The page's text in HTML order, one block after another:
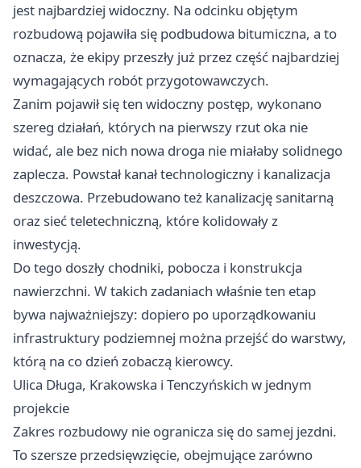
jest najbardziej widoczny. Na odcinku objętym
rozbudową pojawiła się podbudowa bitumiczna, a to
oznacza, że ekipy przeszły już przez część najbardziej
wymagających robót przygotowawczych.
Zanim pojawił się ten widoczny postęp, wykonano
szereg działań, których na pierwszy rzut oka nie
widać, ale bez nich nowa droga nie miałaby solidnego
zaplecza. Powstał kanał technologiczny i kanalizacja
deszczowa. Przebudowano też kanalizację sanitarną
oraz sieć teletechniczną, które kolidowały z
inwestycją.
Do tego doszły chodniki, pobocza i konstrukcja
nawierzchni. W takich zadaniach właśnie ten etap
bywa najważniejszy: dopiero po uporządkowaniu
infrastruktury podziemnej można przejść do warstwy,
którą na co dzień zobaczą kierowcy.
Ulica Długa, Krakowska i Tenczyńskich w jednym
projekcie
Zakres rozbudowy nie ogranicza się do samej jezdni.
To szersze przedsięwzięcie, obejmujące zarówno